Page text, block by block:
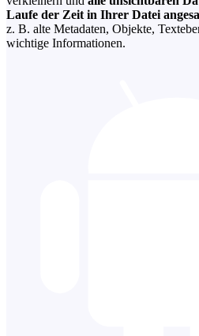
Laufe der Zeit in Ihrer Datei
z. B. alte Metadaten, Objekte,
wichtige Informationen.